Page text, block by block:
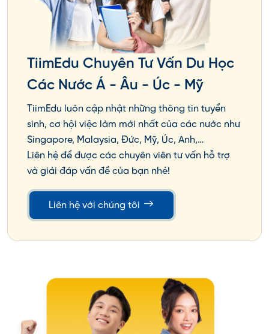
TiimEdu Chuyên Tư Vấn Du Học
Các Nước Á - Âu - Úc - Mỹ
TiimEdu luôn cập nhật những thông tin tuyển
sinh, cơ hội việc làm mới nhất của các nước như
Singapore, Malaysia, Đức, Mỹ, Úc, Anh,…
Liên hệ để được các chuyên viên tư vấn hỗ trợ
và giải đáp vấn đề của bạn nhé!
Liên hệ với chúng tôi